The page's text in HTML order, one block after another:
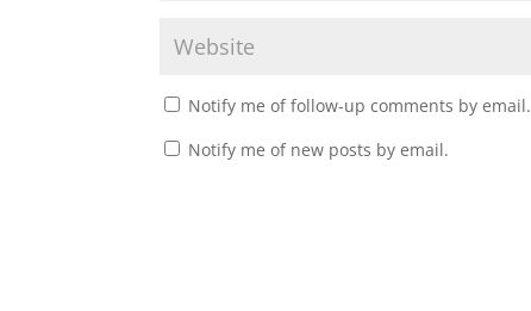
Notify me of follow-up comments by email.
Notify me of new posts by email.